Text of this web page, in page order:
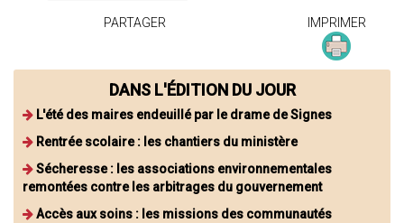
PARTAGER IMPRIMER
DANS L'ÉDITION DU JOUR
L'été des maires endeuillé par le drame de Signes
Rentrée scolaire : les chantiers du ministère
Sécheresse : les associations environnementales
remontées contre les arbitrages du gouvernement
Accès aux soins : les missions des communautés